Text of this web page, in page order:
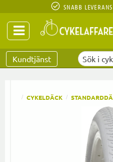
SNABB
Kundtjänst
CYKELDÄCK